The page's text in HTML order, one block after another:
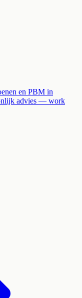
en PBM in
advies — work